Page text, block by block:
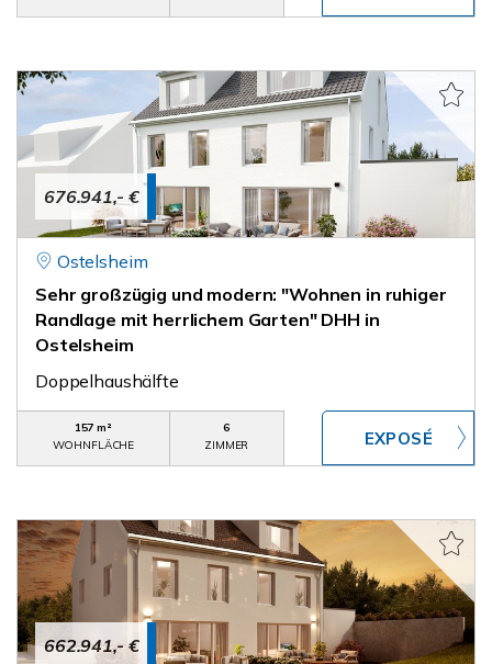
676.941,- €
Ostelsheim
Sehr großzügig und modern: "Wohnen in ruhiger
Randlage mit herrlichem Garten" DHH in
Ostelsheim
Doppelhaushälfte
157 m²
WOHNFLÄCHE
6
ZIMMER
662.941,- €